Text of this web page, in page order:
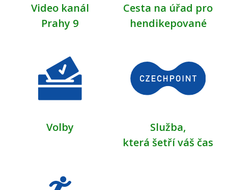
Video kanál
Prahy 9
Cesta na úřad pro
hendikepované
Volby
Služba,
která šetří váš čas